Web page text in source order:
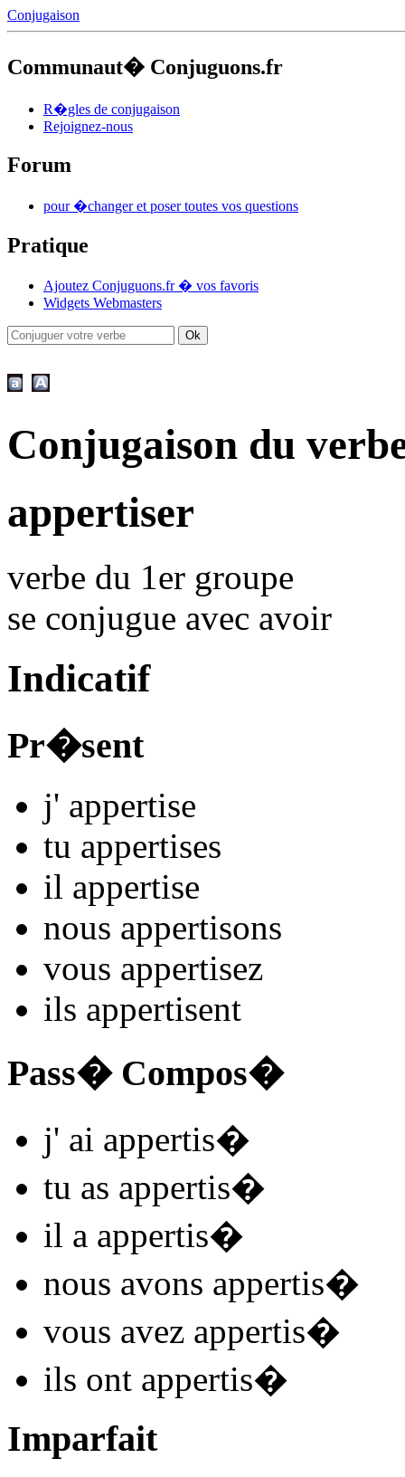
Conjugaison
Communaut� Conjuguons.fr
R�gles de conjugaison
Rejoignez-nous
Forum
pour �changer et poser toutes vos questions
Pratique
Ajoutez Conjuguons.fr � vos favoris
Widgets Webmasters
Conjugaison du
appertiser
verbe du 1er groupe
se conjugue avec avoir
Indicatif
Pr�sent
j' appertise
tu appertises
il appertise
nous appertisons
vous appertisez
ils appertisent
Pass� Compos�
j' ai appertis�
tu as appertis�
il a appertis�
nous avons appertis�
vous avez appertis�
ils ont appertis�
Imparfait